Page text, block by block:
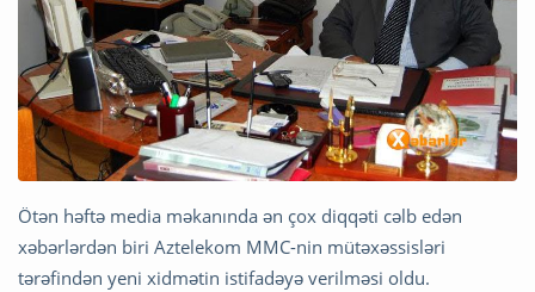
Ötən həftə media məkanında ən çox diqqəti cəlb edən
xəbərlərdən biri Aztelekom MMC-nin mütəxəssisləri
tərəfindən yeni xidmətin istifadəyə verilməsi oldu.